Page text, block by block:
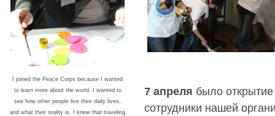
I joined the Peace Corps because I wanted
to learn more about the world. I wanted to
see how other people live their daily lives,
and what their reality is. I knew that traveling
7 апреля было
сотрудники нашей